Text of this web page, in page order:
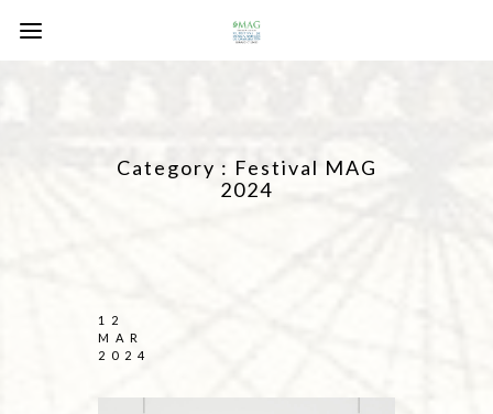
Category : Festival MAG
2024
12
MAR
2024